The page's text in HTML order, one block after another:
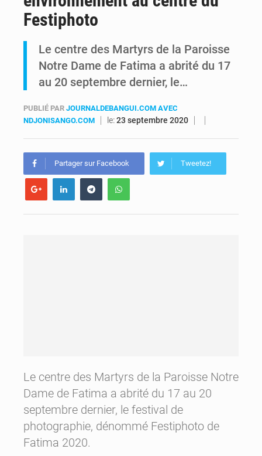
Génocide, guerres et pillages : La RDC obtient un calendrier judiciaire contre le Rwanda à la CIJ
Festiphoto
Le centre des Martyrs de la Paroisse
Notre Dame de Fatima a abrité du 17
au 20 septembre dernier, le…
PUBLIÉ PAR JOURNALDEBANGUI.COM AVEC
NDJONISANGO.COM
le:23 septembre 2020
Partager sur Facebook Tweetez!
Le centre des Martyrs de la Paroisse Notre
Dame de Fatima a abrité du 17 au 20
septembre dernier, le festival de
photographie, dénommé Festiphoto de
Fatima 2020.